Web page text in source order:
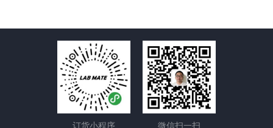
订货小程序 微信扫一扫